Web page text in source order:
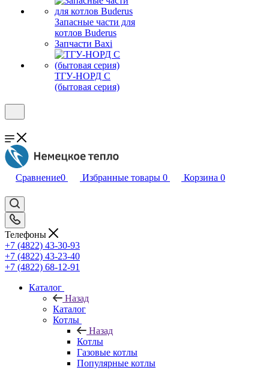
Запасные части для
котлов Buderus
Запчасти Baxi
ТГУ-НОРД С
(бытовая серия)
Сравнение0 Избранные товары 0 Корзина 0
Телефоны
+7 (4822) 43-30-93
+7 (4822) 43-23-40
+7 (4822) 68-12-91
Каталог
Назад
Каталог
Котлы
Назад
Котлы
Газовые котлы
Популярные котлы